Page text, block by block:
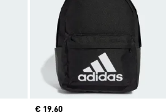
Current price
€ 19,60